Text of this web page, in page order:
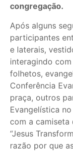
congregação.
Após alguns
participantes
e laterais,
interagindo
folhetos,
Conferência
praça, outros
Evangelística
com a camiseta
“Jesus
razão por que